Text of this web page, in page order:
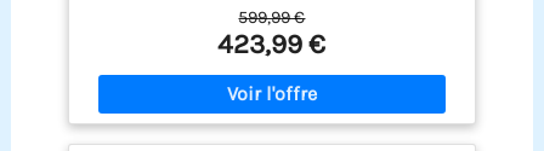
les seniors, les personnes en surpoids ou
souffrant de douleurs articulaires. La résistance
hydrique naturelle renforce le cœur, améliore
l'endurance cardio, affine la silhouette et muscle
le corps sans la moindre sensation de chaleur
étouffante et de transpiration excessive Multiples
599,99 €
423,99 €